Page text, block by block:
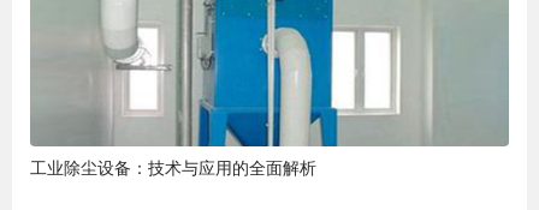
工业除尘设备：技术与应用的全面解析